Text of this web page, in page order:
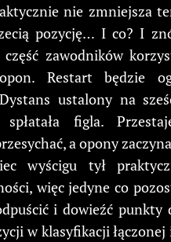
nie zmniejsza
pozycję… I co? I
część zawodników
Restart będzie
ustalony na
spłatała figla.
a opony
wyścigu tył
więc jedyne co
i dowieźć punkty
w klasyfikacji